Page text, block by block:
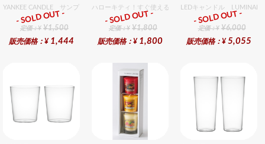
YANKEE CANDLE サンプラー3個・ホルダーセット フローラル
ギフト
定価：¥ ¥1,500
販売価格：¥ 1,444
- SOLD OUT -
ハローキティ！すぐ使えるおめでとうセット（女の子用）
ギフト
定価：¥ ¥1,800
販売価格：¥ 1,800
- SOLD OUT -
LEDキャンドル
ギフト
定価：¥ ¥6,000
販売価格：¥ 5,055
- SOLD OUT -